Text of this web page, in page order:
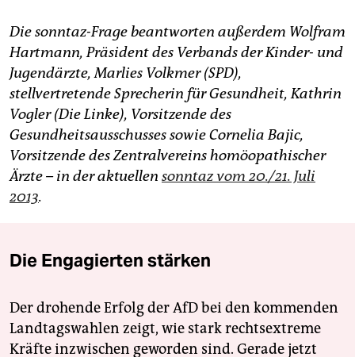
Die sonntaz-Frage beantworten außerdem Wolfram
Hartmann, Präsident des Verbands der Kinder- und
Jugendärzte, Marlies Volkmer (SPD),
stellvertretende Sprecherin für Gesundheit, Kathrin
Vogler (Die Linke), Vorsitzende des
Gesundheitsausschusses sowie Cornelia Bajic,
Vorsitzende des Zentralvereins homöopathischer
Ärzte – in der aktuellen sonntaz vom 20./21. Juli
2013.
Die Engagierten stärken
Der drohende Erfolg der AfD bei den kommenden
Landtagswahlen zeigt, wie stark rechtsextreme
Kräfte inzwischen geworden sind. Gerade jetzt